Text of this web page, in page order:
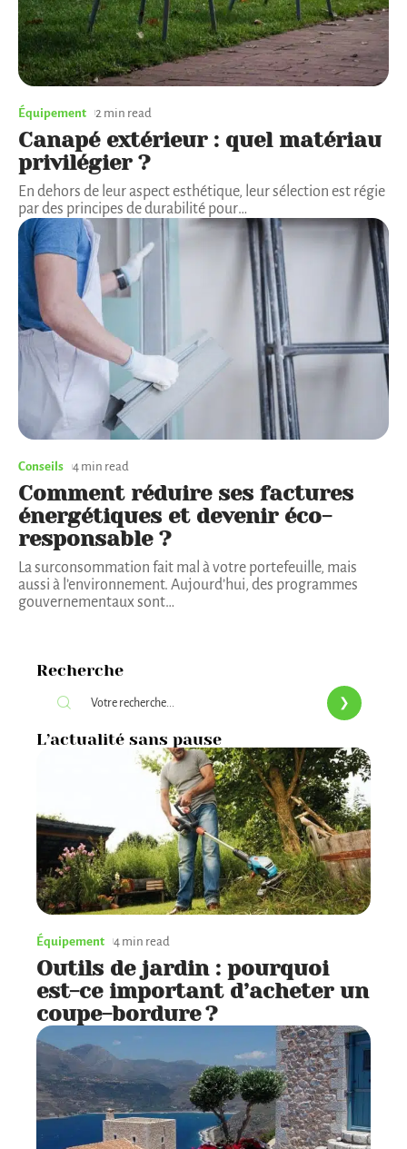
Équipement 2 min read
Canapé extérieur : quel matériau
privilégier ?
En dehors de leur aspect esthétique, leur sélection est régie
par des principes de durabilité pour…
Conseils 4 min read
Comment réduire ses factures
énergétiques et devenir éco-
responsable ?
La surconsommation fait mal à votre portefeuille, mais
aussi à l’environnement. Aujourd’hui, des programmes
gouvernementaux sont…
Recherche
L’actualité sans pause
Équipement 4 min read
Outils de jardin : pourquoi
est-ce important d’acheter un
coupe-bordure ?